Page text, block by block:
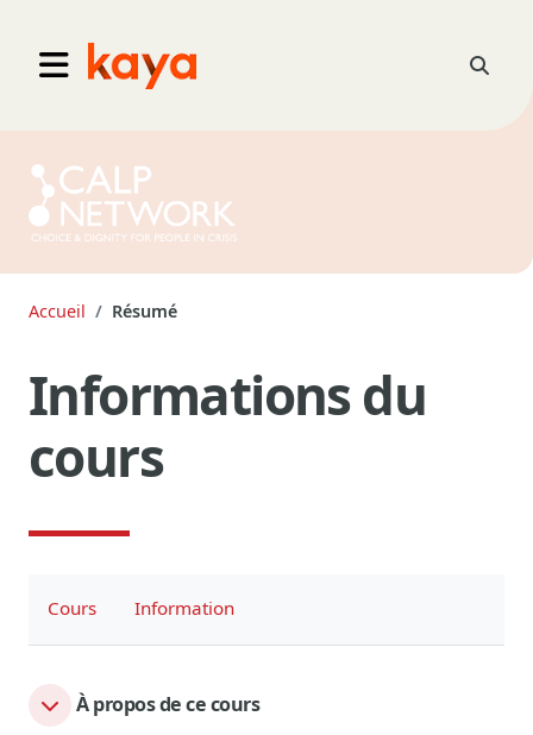
Panneau latéral
Go to home
Accueil Résumé
Informations du
cours
Cours Information
À propos de ce cours